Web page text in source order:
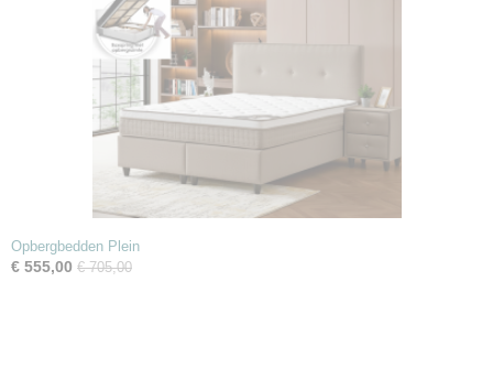
Opbergbedden Plein
€ 555,00 € 705,00